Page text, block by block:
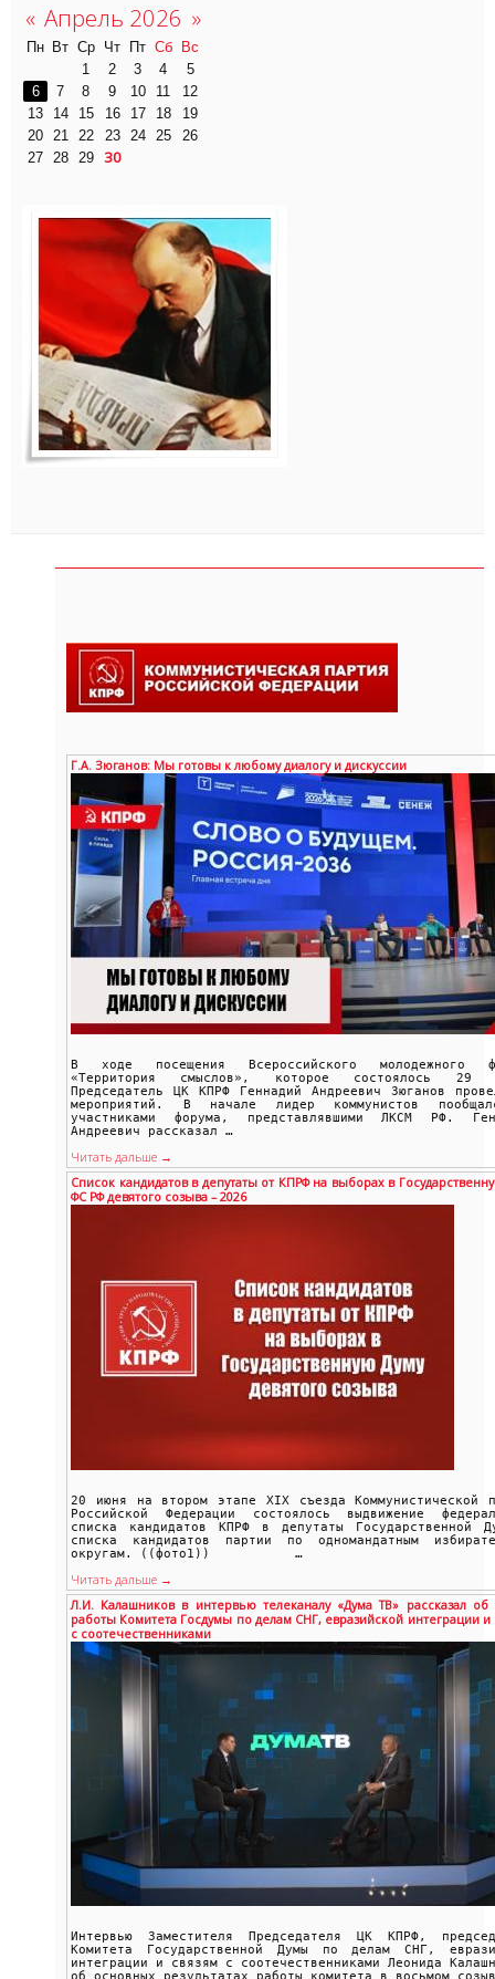
« Апрель 2026 »
Пн Вт Ср Чт Пт Сб
Вс
1
2 3 4
5
6
7 8 9 10 11
12
13
14 15 16 17 18
19
20
21 22 23 24 25
26
27
28 29 30
Г.А. Зюганов: Мы готовы к любому диалогу и дискуссии
В ходе посещения Всероссийского молодежного
«Территория смыслов», которое состоялось 29
Председатель ЦК КПРФ Геннадий Андреевич Зюганов
мероприятий. В начале лидер коммунистов
участниками форума, представлявшими ЛКСМ РФ.
Андреевич рассказал …
Читать дальше →
Список кандидатов в депутаты от КПРФ на выборах в
ФС РФ девятого созыва – 2026
20 июня на втором этапе XIX съезда Коммунистической
Российской Федерации состоялось выдвижение
списка кандидатов КПРФ в депутаты Государственной
списка кандидатов партии по одномандатным
округам. ((фото1)) …
Читать дальше →
Л.И. Калашников в интервью телеканалу «Дума ТВ» рассказал об
работы Комитета Госдумы по делам СНГ, евразийской интеграции и
с соотечественниками
Интервью Заместителя Председателя ЦК КПРФ,
Комитета Государственной Думы по делам СНГ,
интеграции и связям с соотечественниками Леонида